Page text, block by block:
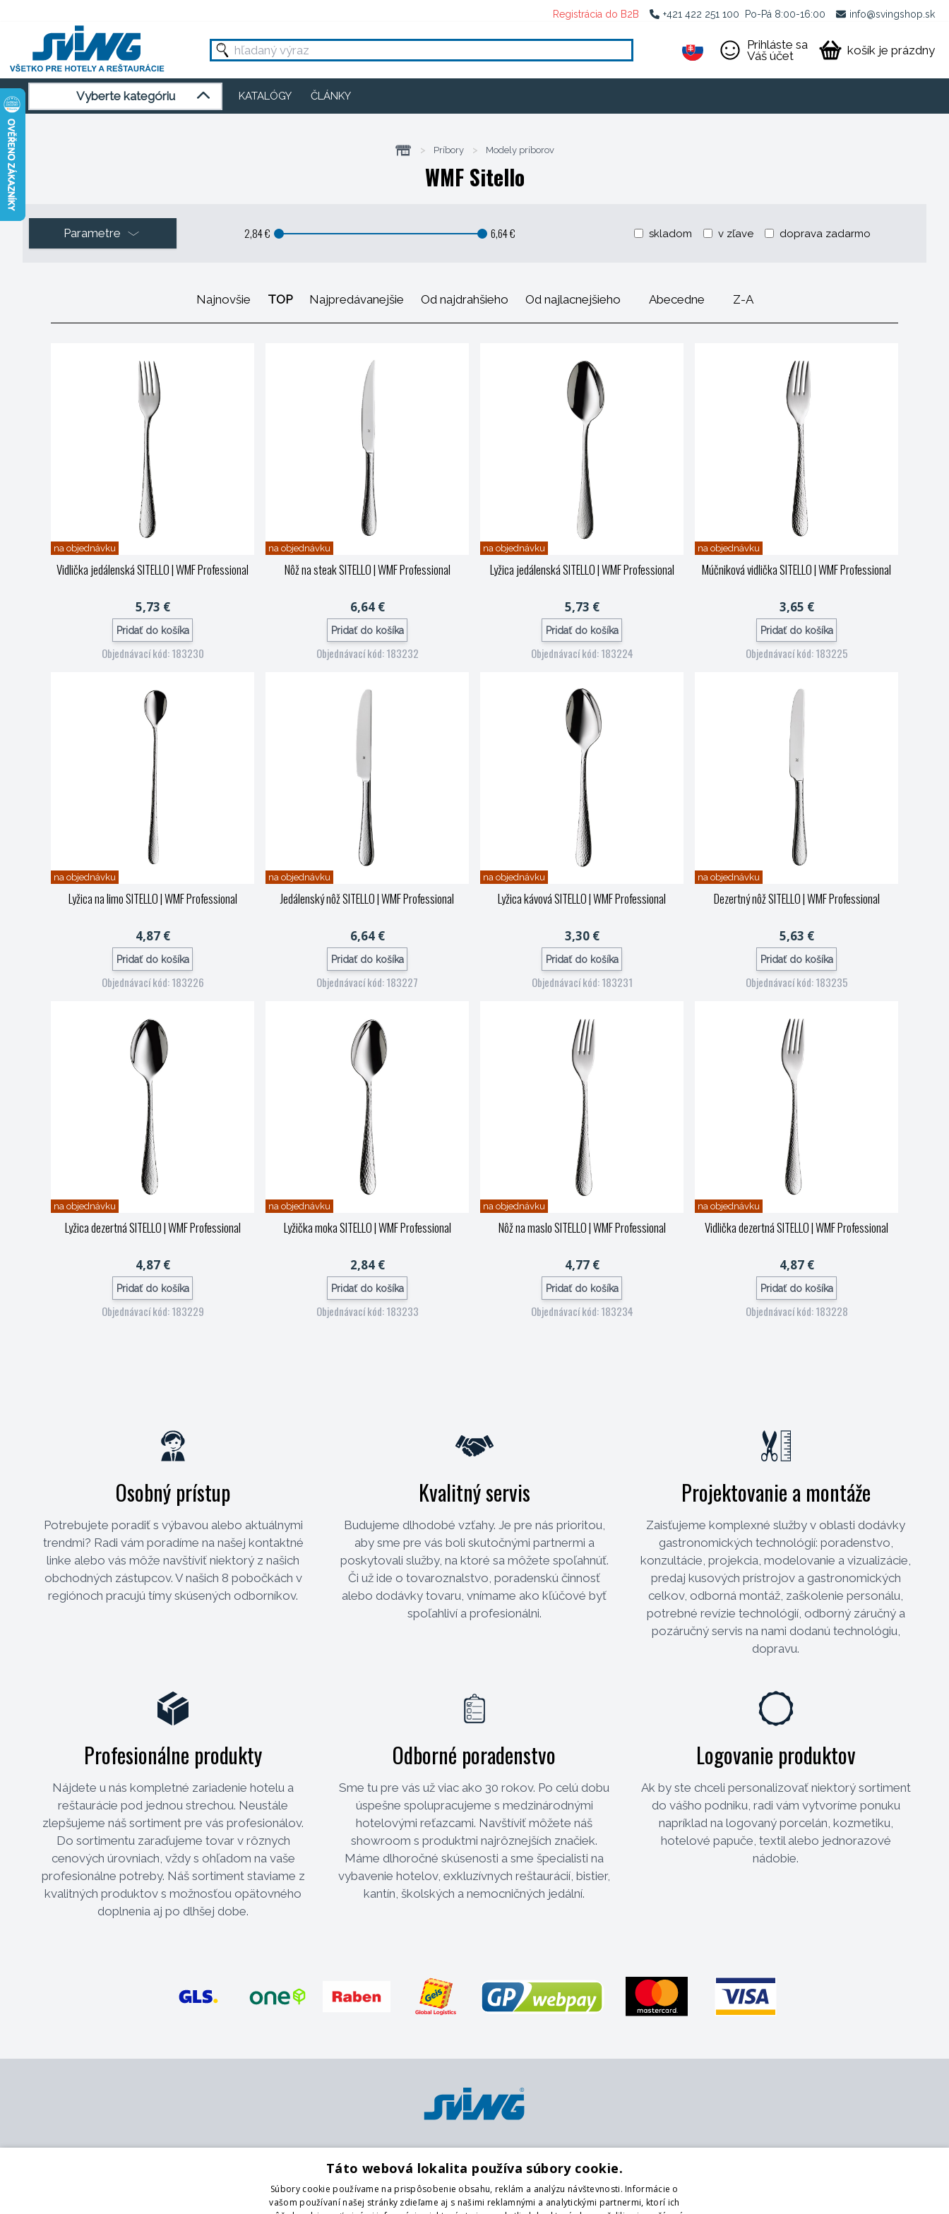
Registrácia do B2B +421 422 251 100 Po-Pá 8:00-16:00 info@svingshop.sk
Prihláste sa
Váš účet
košík je prázdny
Vyberte kategóriu KATALÓGY ČLÁNKY
> Príbory > Modely príborov
WMF Sitello
2,84 € 6,64 € skladom v zľave doprava zadarmo
Parametre
Najnovšie TOP Najpredávanejšie Od najdrahšieho Od najlacnejšieho Abecedne Z-A
na objednávku
Vidlička jedálenská SITELLO| WMF Professional
5,73 €
Pridať do košíka
Objednávací kód: 183230
na objednávku
Nôž na steak SITELLO| WMF Professional
6,64 €
Pridať do košíka
Objednávací kód: 183232
na objednávku
Lyžica jedálenská SITELLO| WMF Professional
5,73 €
Pridať do košíka
Objednávací kód: 183224
na objednávku
Múčniková vidlička SITELLO| WMF Professional
3,65 €
Pridať do košíka
Objednávací kód: 183225
na objednávku
Lyžica na limo SITELLO| WMF Professional
4,87 €
Pridať do košíka
Objednávací kód: 183226
na objednávku
Jedálenský nôž SITELLO| WMF Professional
6,64 €
Pridať do košíka
Objednávací kód: 183227
na objednávku
Lyžica kávová SITELLO| WMF Professional
3,30 €
Pridať do košíka
Objednávací kód: 183231
na objednávku
Dezertný nôž SITELLO| WMF Professional
5,63 €
Pridať do košíka
Objednávací kód: 183235
na objednávku
Lyžica dezertná SITELLO| WMF Professional
4,87 €
Pridať do košíka
Objednávací kód: 183229
na objednávku
Lyžička moka SITELLO| WMF Professional
2,84 €
Pridať do košíka
Objednávací kód: 183233
na objednávku
Nôž na maslo SITELLO| WMF Professional
4,77 €
Pridať do košíka
Objednávací kód: 183234
na objednávku
Vidlička dezertná SITELLO| WMF Professional
4,87 €
Pridať do košíka
Objednávací kód: 183228
Osobný prístup
Potrebujete poradiť s výbavou alebo aktuálnymi
trendmi? Radi vám poradíme na našej kontaktné
linke alebo vás môže navštíviť niektorý z našich
obchodných zástupcov. V našich 8 pobočkách v
regiónoch pracujú tímy skúsených odborníkov.
Kvalitný servis
Budujeme dlhodobé vzťahy. Je pre nás prioritou,
aby sme pre vás boli skutočnými partnermi a
poskytovali služby, na ktoré sa môžete spoľahnúť.
Či už ide o tovaroznalstvo, poradenskú činnosť
alebo dodávky tovaru, vnímame ako kľúčové byť
spoľahliví a profesionálni.
Projektovanie a montáže
Zaisťujeme komplexné služby v oblasti dodávky
gastronomických technológií: poradenstvo,
konzultácie, projekcia, modelovanie a vizualizácie,
predaj kusových prístrojov a gastronomických
celkov, odborná montáž, zaškolenie personálu,
potrebné revízie technológií, odborný záručný a
pozáručný servis na nami dodanú technológiu,
dopravu.
Profesionálne produkty
Nájdete u nás kompletné zariadenie hotelu a
reštaurácie pod jednou strechou. Neustále
zlepšujeme náš sortiment pre vás profesionálov.
Do sortimentu zaraďujeme tovar v rôznych
cenových úrovniach, vždy s ohľadom na vaše
profesionálne potreby. Náš sortiment staviame z
kvalitných produktov s možnosťou opätovného
doplnenia aj po dlhšej dobe.
Odborné poradenstvo
Sme tu pre vás už viac ako 30 rokov. Po celú dobu
úspešne spolupracujeme s medzinárodnými
hotelovými reťazcami. Navštíviť môžete náš
showroom s produktmi najrôznejších značiek.
Máme dlhoročné skúsenosti a sme špecialisti na
vybavenie hotelov, exkluzívnych reštaurácií, bistier,
kantín, školských a nemocničných jedální.
Logovanie produktov
Ak by ste chceli personalizovať niektorý sortiment
do vášho podniku, radi vám vytvoríme ponuku
napríklad na logovaný porcelán, kozmetiku,
hotelové papuče, textil alebo jednorazové
nádobie.
Platba vopred na účet
platenie v hotovosti
Púchov
O nás
Obchodné podmienky
Táto webová lokalita používa súbory cookie.
Súbory cookie používame na prispôsobenie obsahu, reklám a analýzu návštevnosti. Informácie o
vašom používaní našej stránky zdieľame aj s našimi reklamnými a analytickými partnermi, ktorí ich